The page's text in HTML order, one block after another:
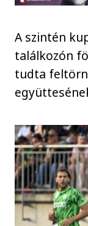
A szintén
találkozón
tudta